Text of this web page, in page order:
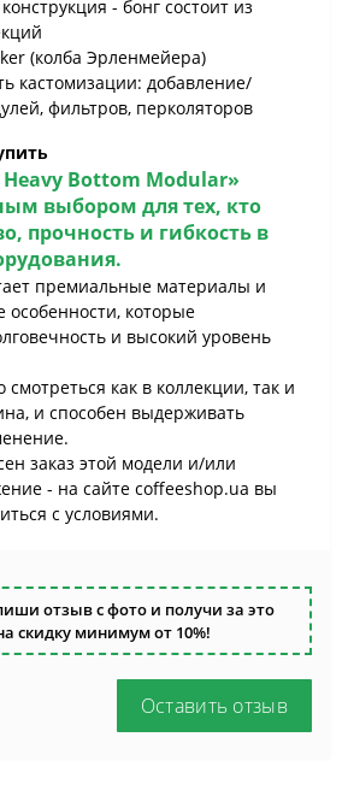
- бонг состоит из
(колба Эрленмейера)
кастомизации: добавление/
фильтров, перколяторов
Bottom Modular»
выбором для тех, кто
прочность и гибкость в
премиальные материалы и
особенности, которые
и высокий уровень
как в коллекции, так и
и способен выдерживать
заказ этой модели и/или
- на сайте сoffeeshop.ua вы
с условиями.
отзыв с фото и получи за это
скидку минимум от 10%!
Оставить отзыв